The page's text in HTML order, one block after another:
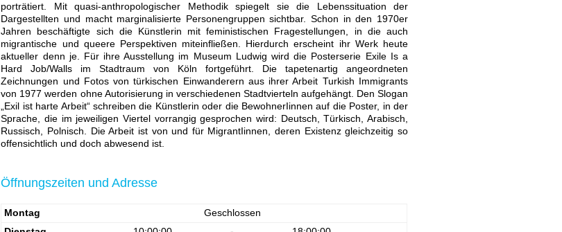
porträtiert. Mit quasi-anthropologischer Methodik spiegelt sie die Lebenssituation der
Dargestellten und macht marginalisierte Personengruppen sichtbar. Schon in den 1970er
Jahren beschäftigte sich die Künstlerin mit feministischen Fragestellungen, in die auch
migrantische und queere Perspektiven miteinfließen. Hierdurch erscheint ihr Werk heute
aktueller denn je. Für ihre Ausstellung im Museum Ludwig wird die Posterserie Exile Is a
Hard Job/Walls im Stadtraum von Köln fortgeführt. Die tapetenartig angeordneten
Zeichnungen und Fotos von türkischen Einwanderern aus ihrer Arbeit Turkish Immigrants
von 1977 werden ohne Autorisierung in verschiedenen Stadtvierteln aufgehängt. Den Slogan
„Exil ist harte Arbeit“ schreiben die Künstlerin oder die BewohnerIinnen auf die Poster, in der
Sprache, die im jeweiligen Viertel vorrangig gesprochen wird: Deutsch, Türkisch, Arabisch,
Russisch, Polnisch. Die Arbeit ist von und für MigrantIinnen, deren Existenz gleichzeitig so
offensichtlich und doch abwesend ist.
Öffnungszeiten und Adresse
Montag
Geschlossen